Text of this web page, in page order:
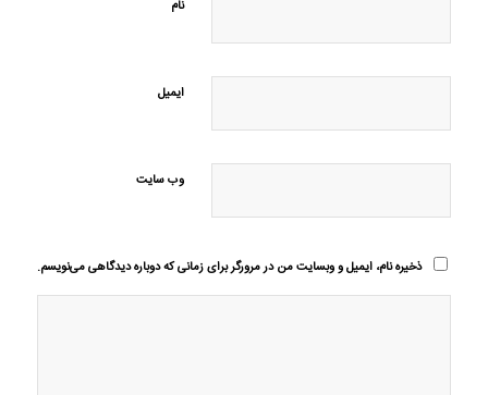
نام
ایمیل
وب‌ سایت
ذخیره نام، ایمیل و وبسایت من در مرورگر برای زمانی که دوباره دیدگاهی می‌نویسم.